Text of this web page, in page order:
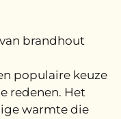
brandhout
populaire keuze
redenen. Het
warmte die